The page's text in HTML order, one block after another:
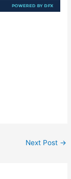
Next Post →